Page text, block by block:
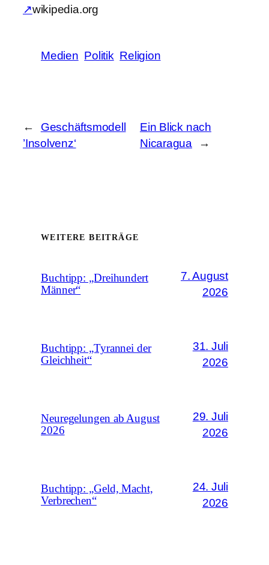
↗wikipedia.org
Medien Politik Religion
←
Geschäftsmodell
’Insolvenz‘
Ein Blick nach
Nicaragua
→
WEITERE BEITRÄGE
Buchtipp: „Dreihundert
Männer“
7. August
2026
Buchtipp: „Tyrannei der
Gleichheit“
31. Juli
2026
Neuregelungen ab August
2026
29. Juli
2026
Buchtipp: „Geld, Macht,
Verbrechen“
24. Juli
2026